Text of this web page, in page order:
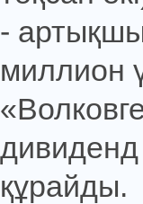
-
миллион
дивиденд
құрайды.